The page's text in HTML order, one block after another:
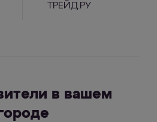
в вашем